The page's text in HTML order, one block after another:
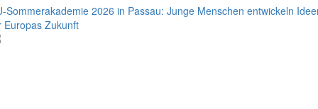
Sommerakademie 2026 in Passau: Junge Menschen entwickeln
Europas Zukunft